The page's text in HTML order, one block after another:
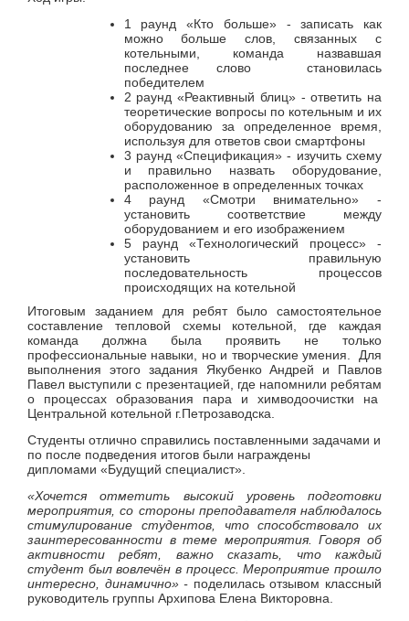
1 раунд «Кто больше» - записать как
можно больше слов, связанных с
котельными, команда назвавшая
последнее слово становилась
победителем
2 раунд «Реактивный блиц» - ответить на
теоретические вопросы по котельным и их
оборудованию за определенное время,
используя для ответов свои смартфоны
3 раунд «Спецификация» - изучить схему
и правильно назвать оборудование,
расположенное в определенных точках
4 раунд «Смотри внимательно» -
установить соответствие между
оборудованием и его изображением
5 раунд «Технологический процесс» -
установить правильную
последовательность процессов
происходящих на котельной
Итоговым заданием для ребят было самостоятельное
составление тепловой схемы котельной, где каждая
команда должна была проявить не только
профессиональные навыки, но и творческие умения. Для
выполнения этого задания Якубенко Андрей и Павлов
Павел выступили с презентацией, где напомнили ребятам
о процессах образования пара и химводоочистки на
Центральной котельной г.Петрозаводска.
Студенты отлично справились поставленными задачами и
по после подведения итогов были награждены
дипломами «Будущий специалист».
«Хочется отметить высокий уровень подготовки
мероприятия, со стороны преподавателя наблюдалось
стимулирование студентов, что способствовало их
заинтересованности в теме мероприятия. Говоря об
активности ребят, важно сказать, что каждый
студент был вовлечён в процесс. Мероприятие прошло
интересно, динамично» - поделилась отзывом классный
руководитель группы Архипова Елена Викторовна.